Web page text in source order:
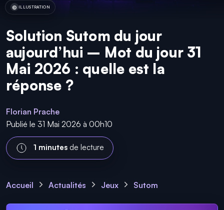
ILLUSTRATION
Solution Sutom du jour
aujourd’hui – Mot du jour 31
Mai 2026 : quelle est la
réponse ?
Florian Prache
Publié le 31 Mai 2026 à 00h10
1 minutes de lecture
Accueil Actualités Jeux Sutom